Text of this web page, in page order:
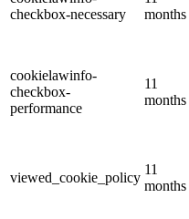
checkbox-necessary
months
cookielawinfo-
checkbox-
performance
11
months
viewed_cookie_policy
11
months